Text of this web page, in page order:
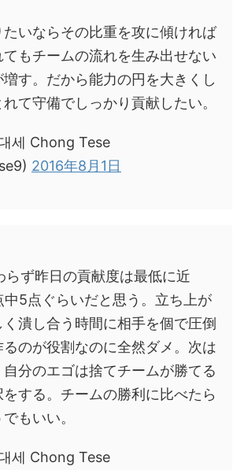
たいならその比重を攻に傾ければ
てもチームの流れを生み出せない
増す。だから能力の円を大きくし
て守備でしっかり貢献したい。
세 Chong Tese
2016年8月1日
らず昨日の貢献度は最低に近
中5点ぐらいだと思う。立ち上が
く潰し合う時間に相手を個で圧倒
るのが役割なのに全然ダメ。次は
分のエゴは捨てチームが勝てる
する。チームの勝利に比べたら
もいい。
세 Chong Tese